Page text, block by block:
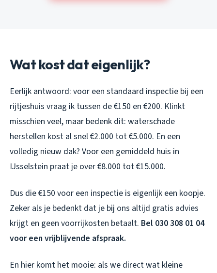
Wat kost dat eigenlijk?
Eerlijk antwoord: voor een standaard inspectie bij een
rijtjeshuis vraag ik tussen de €150 en €200. Klinkt
misschien veel, maar bedenk dit: waterschade
herstellen kost al snel €2.000 tot €5.000. En een
volledig nieuw dak? Voor een gemiddeld huis in
IJsselstein praat je over €8.000 tot €15.000.
Dus die €150 voor een inspectie is eigenlijk een koopje.
Zeker als je bedenkt dat je bij ons altijd gratis advies
krijgt en geen voorrijkosten betaalt. Bel 030 308 01 04
voor een vrijblijvende afspraak.
En hier komt het mooie: als we direct wat kleine